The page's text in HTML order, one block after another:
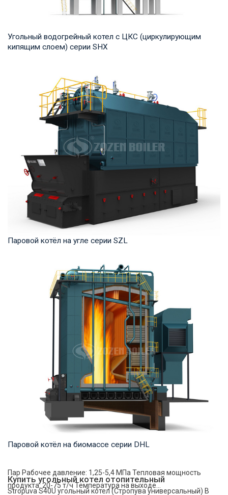
Угольный водогрейный котел с ЦКС (циркулирующим
кипящим слоем) серии SHX
мощность продукта: 7-91 МВт Температура н...
Паровой котёл на угле серии SZL
Пар Рабочее давление: 1,0-2,5 МПа Тепловая мощность
продукта: 4-35 т/ч Температура на выходе: ...
Паровой котёл на биомассе серии DHL
Пар Рабочее давление: 1,25-5,4 МПа Тепловая мощность
продукта: 20-75 т/ч Температура на выходе...
Купить угольный котел отопительный
Stropuva S40U угольный котел (Стропува универсальный) В